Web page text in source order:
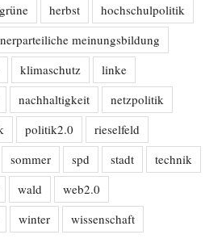
grüne herbst
hochschulpolitik
meinungsbildung
klimaschutz
linke
nachhaltigkeit
netzpolitik
politik2.0
rieselfeld
sommer spd stadt
technik
wald
web2.0
winter wissenschaft